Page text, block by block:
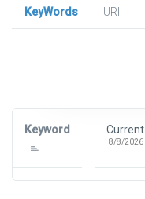
KeyWords
URl
Keyword Current
8/8/2026